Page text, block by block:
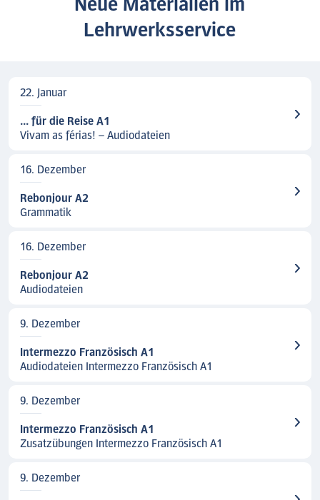
Neue Materialien im
Lehrwerksservice
22. Januar
... für die Reise A1
Vivam as férias! – Audiodateien
16. Dezember
Rebonjour A2
Grammatik
16. Dezember
Rebonjour A2
Audiodateien
9. Dezember
Intermezzo Französisch A1
Audiodateien Intermezzo Französisch A1
9. Dezember
Intermezzo Französisch A1
Zusatzübungen Intermezzo Französisch A1
9. Dezember